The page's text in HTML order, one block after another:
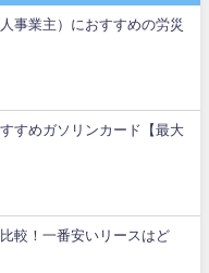
事業主）におすすめの労災
すめガソリンカード【最大
較！一番安いリースはど